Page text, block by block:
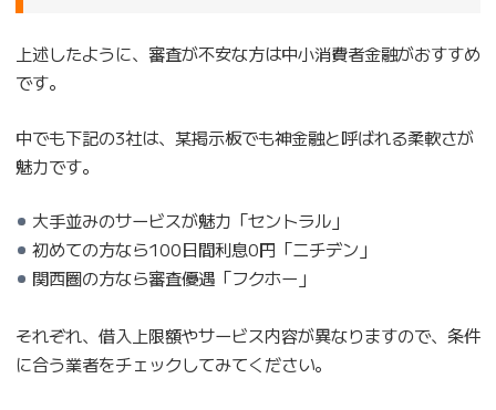
上述したように、審査が不安な方は中小消費者金融がおすすめ
です。
中でも下記の3社は、某掲示板でも神金融と呼ばれる柔軟さが
魅力です。
大手並みのサービスが魅力「セントラル」
初めての方なら100日間利息0円「ニチデン」
関西圏の方なら審査優遇「フクホー」
それぞれ、借入上限額やサービス内容が異なりますので、条件
に合う業者をチェックしてみてください。